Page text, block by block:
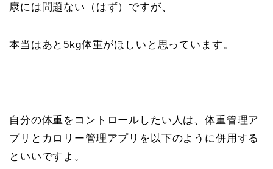
康には問題ない（はず）ですが、
本当はあと5kg体重がほしいと思っています。
自分の体重をコントロールしたい人は、体重管理ア
プリとカロリー管理アプリを以下のように併用する
といいですよ。